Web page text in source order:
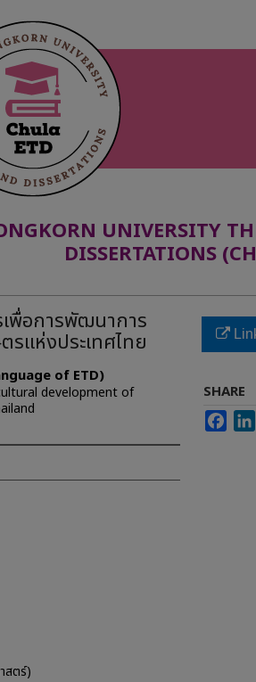
UNIVERSITY
DISSERTATIONS
เพื่อการพัฒนาการ
แห่งประเทศไทย
of ETD)
development of
สตร์)
SHARE